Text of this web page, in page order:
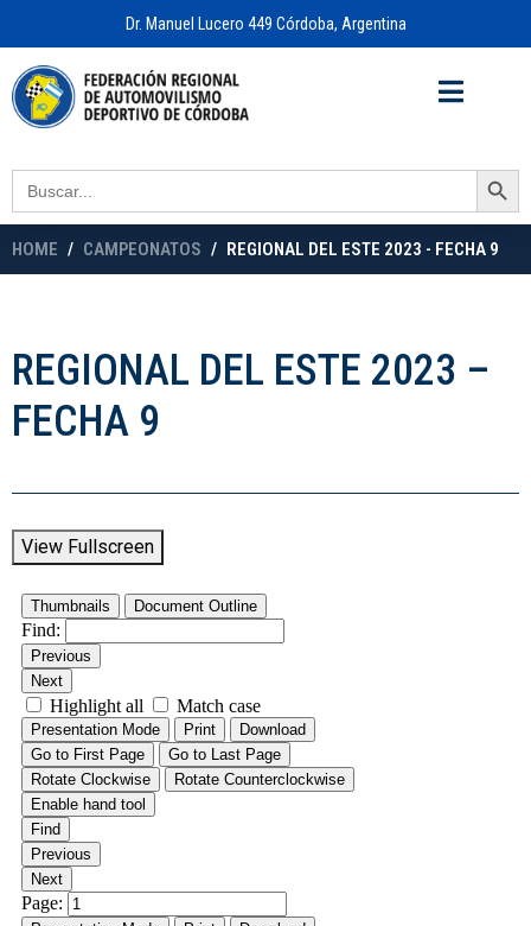
Dr. Manuel Lucero 449 Córdoba, Argentina
Search
for:
Search Button
HOME CAMPEONATOS REGIONAL DEL ESTE 2023 - FECHA 9
REGIONAL DEL ESTE 2023 –
FECHA 9
View Fullscreen